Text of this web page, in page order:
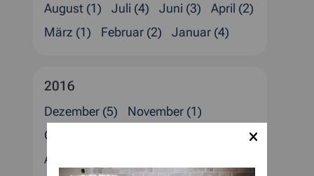
August (1)
Juli (4) Juni (3)
April (2)
März (1)
Februar (2) Januar (4)
2016
Dezember (5)
November (1)
Oktober (1)
August (4)